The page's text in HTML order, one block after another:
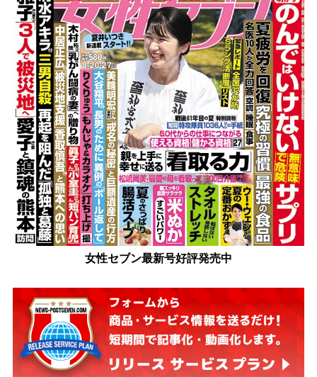
女性セブン最新号好評発売中